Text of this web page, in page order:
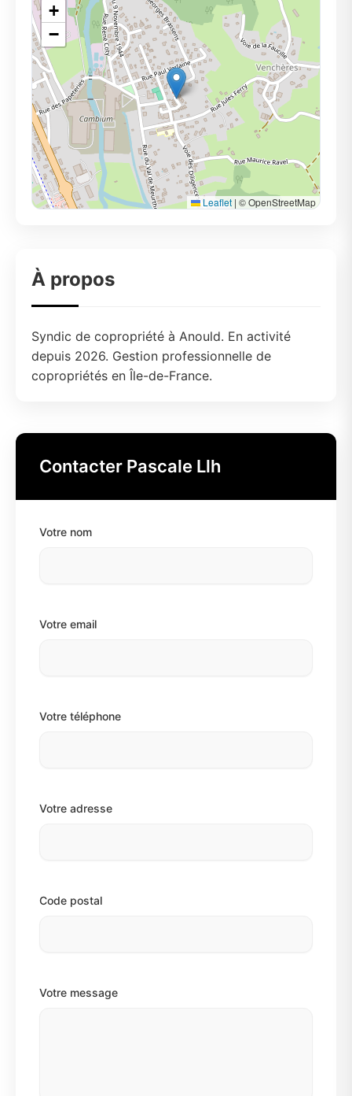
+
−
Leaflet | © OpenStreetMap
À propos
Syndic de copropriété à Anould. En activité
depuis 2026. Gestion professionnelle de
copropriétés en Île-de-France.
Contacter Pascale Llh
Votre nom
Votre email
Votre téléphone
Votre adresse
Code postal
Votre message